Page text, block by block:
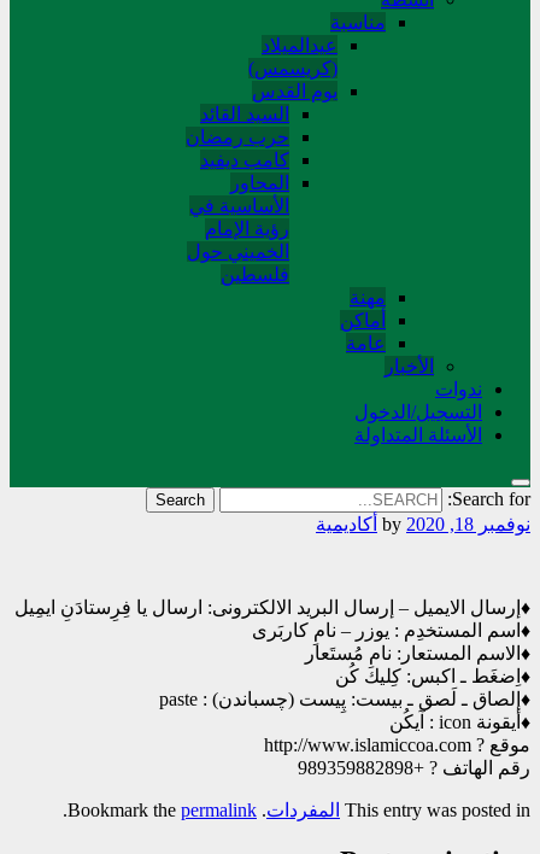
مناسبة
عیدالمیلاد
(کریسمس)
یوم القدس
السید القائد
حرب رمضان
کامب دیفید
المحاور
الأساسية في
رؤية الإمام
الخميني حول
فلسطین
مهنة
أماکن
عامة
الأخبار
ندوات
التسجیل/الدخول
الأسئلة المتداولة
Search for:
نوفمبر 18, 2020
أکادیمیة
♦️إرسال الایمیل – إرسال البرید الالكترونی: ارسال یا فِرِستادَنِ ایمِیل
♦️اسم المستخدِم : یوزر – نامِ كاربَری
♦️الاسم المستعار: نامِ مُستَعار
♦️اِضغَط ـ اكبس: كِليك كُن
♦️إلصاق ـ لَصق ـ بيست: پِيست (چسباندن) : paste
♦️أیقونة icon : آيكُن
موقع ? http://www.islamiccoa.com
رقم الهاتف ? +989359882898
This entry was posted in المفردات. Bookmark the
permalink
.